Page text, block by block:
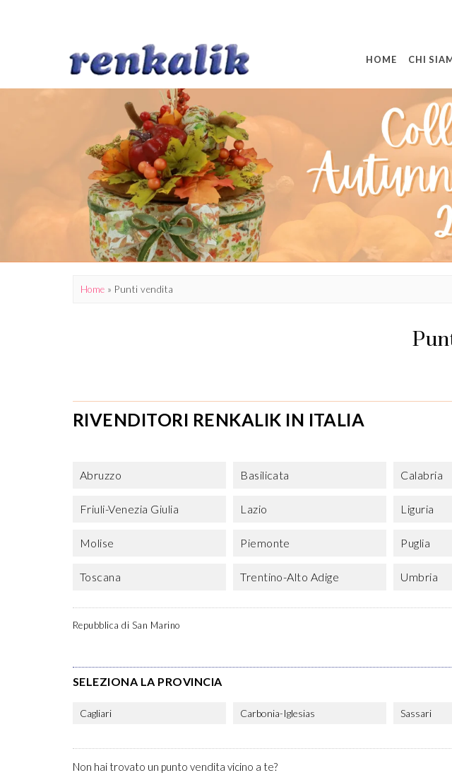
HOME CHI
Home » Punti vendita
RIVENDITORI RENKALIK IN ITALIA
Abruzzo Basilicata Calabria
Friuli-Venezia Giulia Lazio Liguria
Molise Piemonte Puglia
Toscana Trentino-Alto Adige Umbria
Repubblica di San Marino
SELEZIONA LA PROVINCIA
Cagliari Carbonia-Iglesias Sassari
Non hai trovato un punto vendita vicino a te?